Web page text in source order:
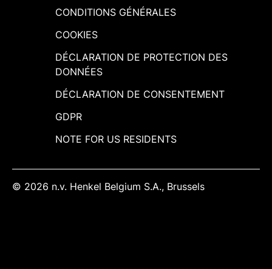
CONDITIONS GÉNÉRALES
COOKIES
DÉCLARATION DE PROTECTION DES
DONNÉES
DÉCLARATION DE CONSENTEMENT
GDPR
NOTE FOR US RESIDENTS
© 2026 n.v. Henkel Belgium S.A., Brussels